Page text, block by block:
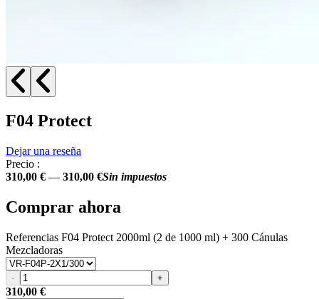
F04 Protect
Dejar una reseña
Precio :
310,00 € — 310,00 €Sin impuestos
Comprar ahora
Referencias F04 Protect 2000ml (2 de 1000 ml) + 300 Cánulas
Mezcladoras
- +
310,00 €